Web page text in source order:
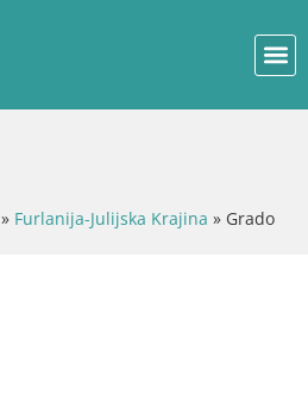
» Furlanija-Julijska Krajina » Grado